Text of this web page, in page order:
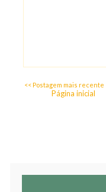
<< Postagem mais recente
Página inicial